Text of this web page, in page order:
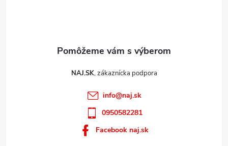
NAJ.SK
info@naj.sk
0950582281
Facebook naj.sk